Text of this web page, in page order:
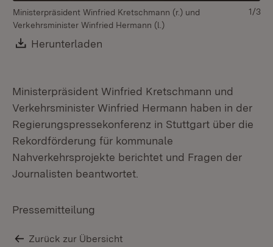
Ministerpräsident Winfried Kretschmann (r.) und
Verkehrsminister Winfried Hermann (l.)
Download:
Herunterladen
1/3
Ministerpräsident Winfried Kretschmann und
Verkehrsminister Winfried Hermann haben in der
Regierungspressekonferenz in Stuttgart über die
Rekordförderung für kommunale
Nahverkehrsprojekte berichtet und Fragen der
Journalisten beantwortet.
Pressemitteilung
Zurück zur Übersicht